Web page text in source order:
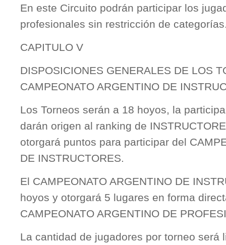
En este Circuito podrán participar los
profesionales sin restricción de
CAPITULO V
DISPOSICIONES GENERALES DE LOS
CAMPEONATO ARGENTINO DE
Los Torneos serán a 18 hoyos, la
darán origen al ranking de
otorgará puntos para participar del
DE INSTRUCTORES.
El CAMPEONATO ARGENTINO DE
hoyos y otorgará 5 lugares en forma
CAMPEONATO ARGENTINO DE
La cantidad de jugadores por torneo será